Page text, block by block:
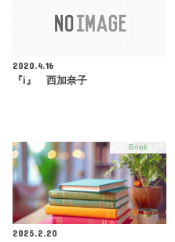
2020.4.16
『i』 西加奈子
Book
2025.2.20